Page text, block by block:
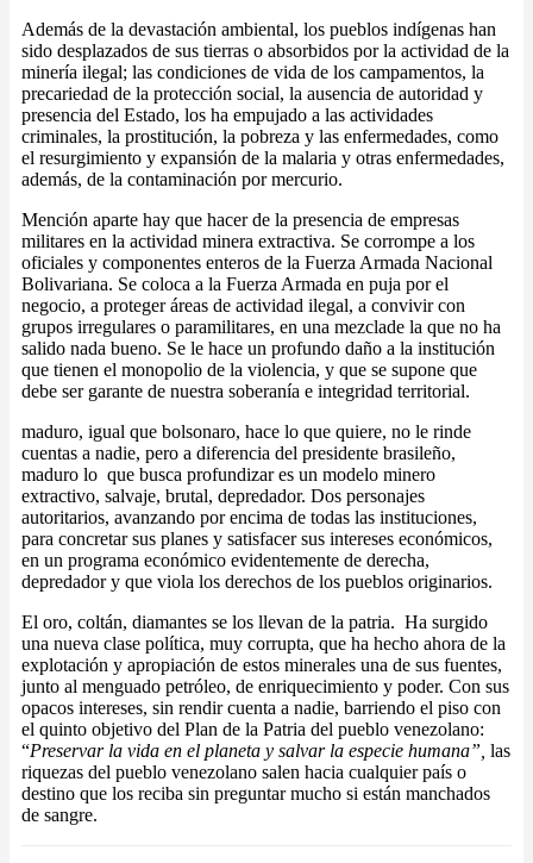
Además de la devastación ambiental, los pueblos indígenas han
sido desplazados de sus tierras o absorbidos por la actividad de la
minería ilegal; las condiciones de vida de los campamentos, la
precariedad de la protección social, la ausencia de autoridad y
presencia del Estado, los ha empujado a las actividades
criminales, la prostitución, la pobreza y las enfermedades, como
el resurgimiento y expansión de la malaria y otras enfermedades,
además, de la contaminación por mercurio.
Mención aparte hay que hacer de la presencia de empresas
militares en la actividad minera extractiva. Se corrompe a los
oficiales y componentes enteros de la Fuerza Armada Nacional
Bolivariana. Se coloca a la Fuerza Armada en puja por el
negocio, a proteger áreas de actividad ilegal, a convivir con
grupos irregulares o paramilitares, en una mezclade la que no ha
salido nada bueno. Se le hace un profundo daño a la institución
que tienen el monopolio de la violencia, y que se supone que
debe ser garante de nuestra soberanía e integridad territorial.
maduro, igual que bolsonaro, hace lo que quiere, no le rinde
cuentas a nadie, pero a diferencia del presidente brasileño,
maduro lo que busca profundizar es un modelo minero
extractivo, salvaje, brutal, depredador. Dos personajes
autoritarios, avanzando por encima de todas las instituciones,
para concretar sus planes y satisfacer sus intereses económicos,
en un programa económico evidentemente de derecha,
depredador y que viola los derechos de los pueblos originarios.
El oro, coltán, diamantes se los llevan de la patria. Ha surgido
una nueva clase política, muy corrupta, que ha hecho ahora de la
explotación y apropiación de estos minerales una de sus fuentes,
junto al menguado petróleo, de enriquecimiento y poder. Con sus
opacos intereses, sin rendir cuenta a nadie, barriendo el piso con
el quinto objetivo del Plan de la Patria del pueblo venezolano:
“Preservar la vida en el planeta y salvar la especie humana”, las
riquezas del pueblo venezolano salen hacia cualquier país o
destino que los reciba sin preguntar mucho si están manchados
de sangre.